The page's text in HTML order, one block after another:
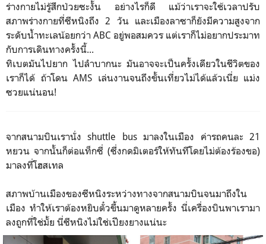
ร่างกายไม่รู้สึกป่วยซะงั้น อย่างไรก็ดี แม้ว่าเราจะใช้เวลาปรับ
สภาพร่างกายที่ซีหนิงถึง 2 วัน และเมืองลาซาก็ยังมีความสูงจาก
ระดับน้ำทะเลน้อยกว่า ABC อยู่พอสมควร แต่เราก็ไม่อยากประมาท
กับการเดินทางครั้งนี้...
ทิเบตมันไปยาก ไปลำบากนะ มันอาจจะเป็นครั้งเดียวในชีวิตของ
เราก็ได้ ถ้าโดน AMS เล่นงานจนถึงขั้นเที่ยวไม่ได้แล้วเนี่ย แม่ง
ซวยแน่นอน!
จากสนามบินเรานั่ง shuttle bus มาลงในเมือง ค่ารถคนละ 21
หยวน จากนั้นก็ต่อแท็กซี่ (ซึ่งกดมิเตอร์ให้ทันทีโดยไม่ต้องร้องขอ)
มาลงที่โฮสเทล
สภาพบ้านเมืองของซีหนิงระหว่างทางจากสนามบินจนมาถึงใน
เมือง ทำให้เราต้องหยิบตั๋วขึ้นมาดูหลายครั้ง นี่เครื่องบินพาเรามา
ลงถูกที่ใช่มั้ย นี่ซีหนิงไม่ใช่เปียงยางแน่นะ